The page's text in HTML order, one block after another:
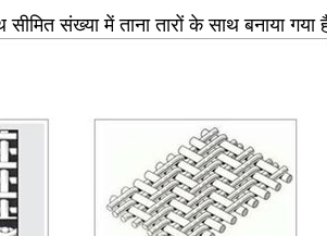
संख्या में ताना तारों के साथ बनाया गया